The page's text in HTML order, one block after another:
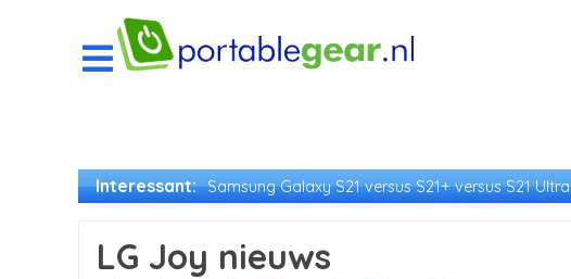
Interessant: Samsung Galaxy S21 versus S21+ versus S21 Ultra
LG Joy nieuws